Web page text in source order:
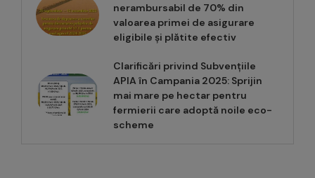
nerambursabil de 70% din
valoarea primei de asigurare
eligibile și plătite efectiv
Clarificări privind Subvențiile
APIA în Campania 2025: Sprijin
mai mare pe hectar pentru
fermierii care adoptă noile eco-
scheme